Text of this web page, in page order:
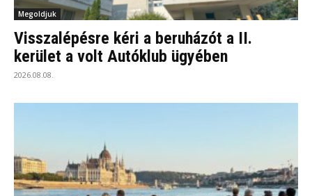
Megoldjuk
Visszalépésre kéri a beruházót a II.
kerület a volt Autóklub ügyében
2026.08.08.